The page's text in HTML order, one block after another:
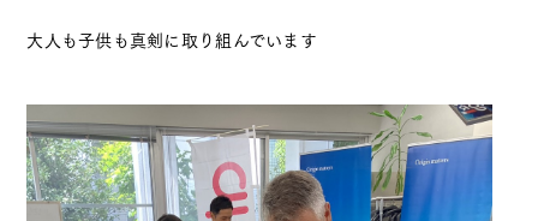
大人も子供も真剣に取り組んでいます